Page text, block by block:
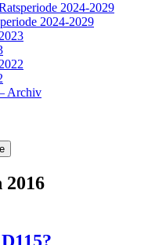
2024-2029
2024-2029
Archiv
2016